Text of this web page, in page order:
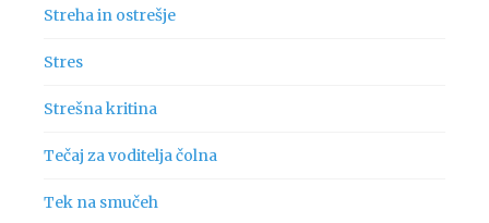
Streha in ostrešje
Stres
Strešna kritina
Tečaj za voditelja čolna
Tek na smučeh